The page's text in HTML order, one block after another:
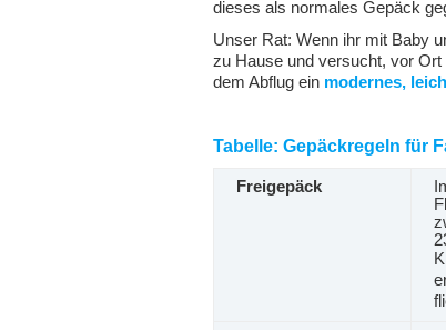
dieses als normales Gepäck
Unser Rat: Wenn ihr mit Baby
zu Hause und versucht, vor
dem Abflug ein modernes,
Tabelle: Gepäckregeln für
Freigepäck